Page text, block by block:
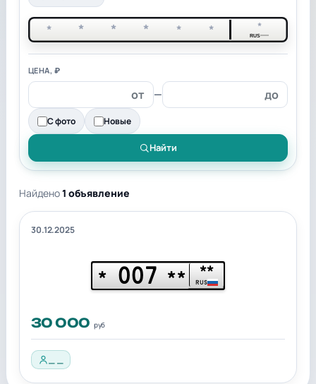
* * * * * * *
RUS
ЦЕНА, ₽
—
С фото Новые
Найти
Найдено1 объявление
30.12.2025
* 007 ** **
RUS
30 000 руб